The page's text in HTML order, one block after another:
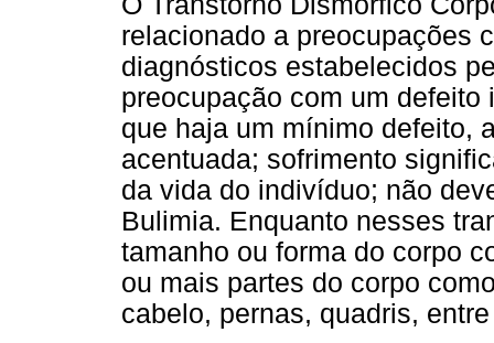
relacionado a preocupações
diagnósticos estabelecidos
preocupação com um
que haja um mínimo defeito,
acentuada; sofrimento
da vida do indivíduo; não
Bulimia. Enquanto nesses
tamanho ou forma do corpo
ou mais partes do corpo
cabelo, pernas, quadris,